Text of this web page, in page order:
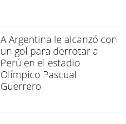
A Argentina le alcanzó con
un gol para derrotar a
Perú en el estadio
Olímpico Pascual
Guerrero